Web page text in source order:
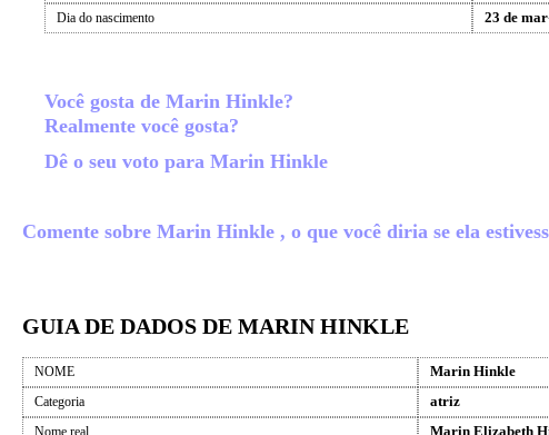
Dia do nascimento 23 de
Você gosta de Marin Hinkle?
Realmente você gosta?
Dê o seu voto para Marin Hinkle
Comente sobre Marin Hinkle , o que você diria se ela
GUIA DE DADOS DE MARIN HINKLE
NOME Marin Hinkle
Categoria atriz
Nome real Marin Elizabeth